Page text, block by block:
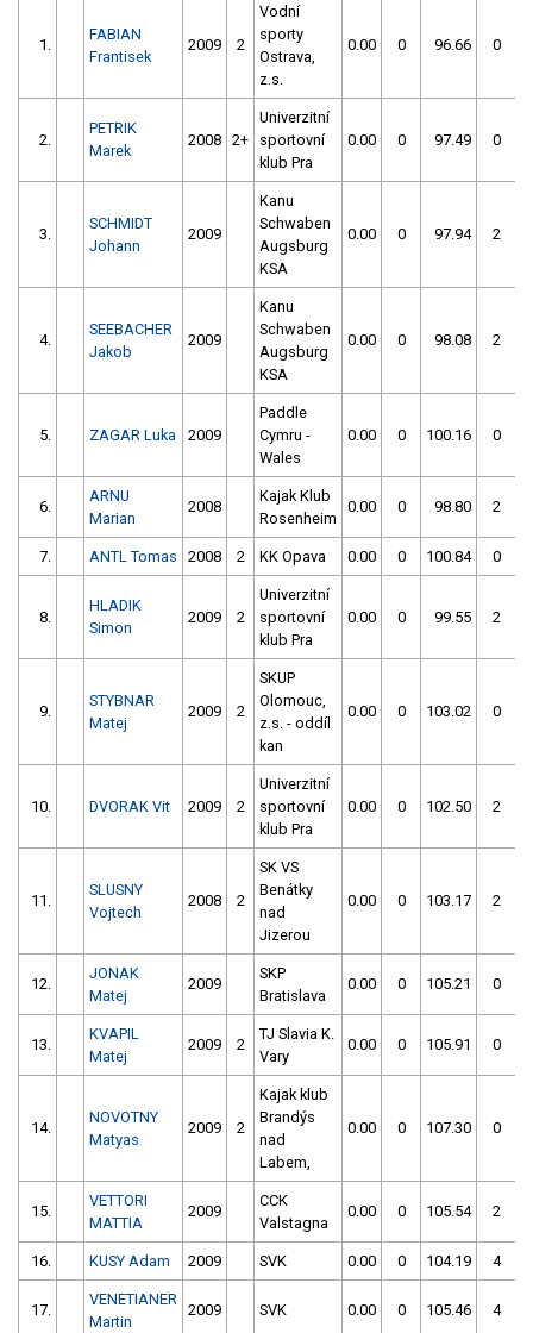
1.
FABIAN
Frantisek
2009 2
Vodní
sporty
Ostrava,
z.s.
0.00 0 96.66 0
2.
PETRIK
Marek
2008 2+
Univerzitní
sportovní
klub Pra
0.00 0 97.49 0
3.
SCHMIDT
Johann
2009
Kanu
Schwaben
Augsburg
KSA
0.00 0 97.94 2
4.
SEEBACHER
Jakob
2009
Kanu
Schwaben
Augsburg
KSA
0.00 0 98.08 2
5. ZAGAR Luka 2009
Paddle
Cymru -
Wales
0.00 0 100.16 0
6.
ARNU
Marian
2008
Kajak Klub
Rosenheim
0.00 0 98.80 2
7. ANTL Tomas 2008 2 KK Opava 0.00 0 100.84 0
8.
HLADIK
Simon
2009 2
Univerzitní
sportovní
klub Pra
0.00 0 99.55 2
9.
STYBNAR
Matej
2009 2
SKUP
Olomouc,
z.s. - oddíl
kan
0.00 0 103.02 0
10. DVORAK Vit 2009 2
Univerzitní
sportovní
klub Pra
0.00 0 102.50 2
11.
SLUSNY
Vojtech
2008 2
SK VS
Benátky
nad
Jizerou
0.00 0 103.17 2
12.
JONAK
Matej
2009
SKP
Bratislava
0.00 0 105.21 0
13.
KVAPIL
Matej
2009 2
TJ Slavia K.
Vary
0.00 0 105.91 0
14.
NOVOTNY
Matyas
2009 2
Kajak klub
Brandýs
nad
Labem,
0.00 0 107.30 0
15.
VETTORI
MATTIA
2009
CCK
Valstagna
0.00 0 105.54 2
16. KUSY Adam 2009 SVK 0.00 0 104.19 4
17.
VENETIANER
Martin
2009 SVK 0.00 0 105.46 4